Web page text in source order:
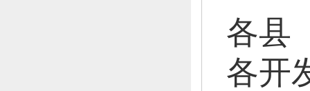
各县
各开